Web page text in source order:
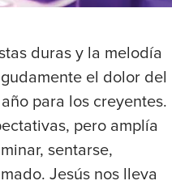
duras y la melodía
el dolor del
para los creyentes.
pero amplía
sentarse,
Jesús nos lleva